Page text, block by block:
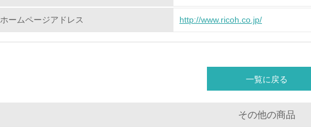
廃棄物
<L2> 発生する廃棄物の量と種類を把握し、具体的な削減・リ
生物多様性保全
ホームページアドレス http://www.ricoh.co.jp/
一覧に戻る
その他の商品